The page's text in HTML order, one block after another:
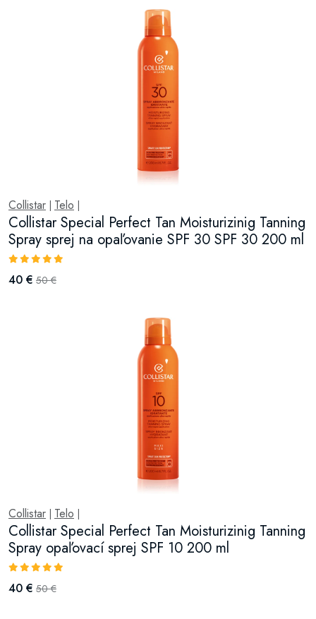
Collistar Telo
Collistar Special Perfect Tan Moisturizinig Tanning
Spray sprej na opaľovanie SPF 30 SPF 30 200 ml
40 € 50 €
Collistar Telo
Collistar Special Perfect Tan Moisturizinig Tanning
Spray opaľovací sprej SPF 10 200 ml
40 € 50 €